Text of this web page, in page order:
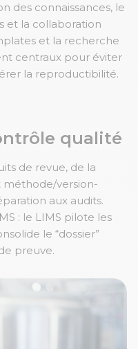
des connaissances, le
et la collaboration
et la recherche
centraux pour éviter
la reproductibilité.
qualité
de revue, de la
méthode/version-
aux audits.
: le LIMS pilote les
le “dossier”
preuve.